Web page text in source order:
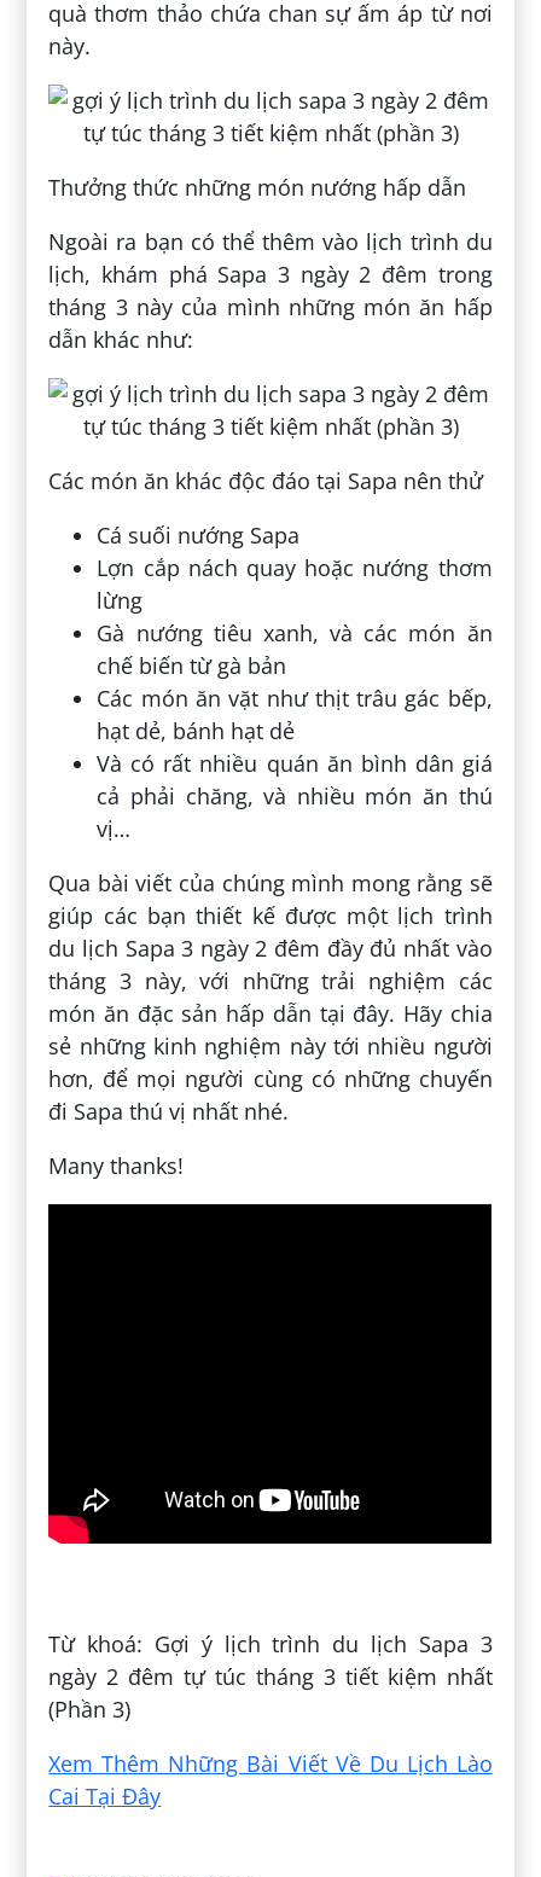
quà thơm thảo chứa chan sự ấm áp từ nơi
này.
Thưởng thức những món nướng hấp dẫn
Ngoài ra bạn có thể thêm vào lịch trình du
lịch, khám phá Sapa 3 ngày 2 đêm trong
tháng 3 này của mình những món ăn hấp
dẫn khác như:
Các món ăn khác độc đáo tại Sapa nên thử
Cá suối nướng Sapa
Lợn cắp nách quay hoặc nướng thơm
lừng
Gà nướng tiêu xanh, và các món ăn
chế biến từ gà bản
Các món ăn vặt như thịt trâu gác bếp,
hạt dẻ, bánh hạt dẻ
Và có rất nhiều quán ăn bình dân giá
cả phải chăng, và nhiều món ăn thú
vị…
Qua bài viết của chúng mình mong rằng sẽ
giúp các bạn thiết kế được một lịch trình
du lịch Sapa 3 ngày 2 đêm đầy đủ nhất vào
tháng 3 này, với những trải nghiệm các
món ăn đặc sản hấp dẫn tại đây. Hãy chia
sẻ những kinh nghiệm này tới nhiều người
hơn, để mọi người cùng có những chuyến
đi Sapa thú vị nhất nhé.
Many thanks!
Từ khoá: Gợi ý lịch trình du lịch Sapa 3
ngày 2 đêm tự túc tháng 3 tiết kiệm nhất
(Phần 3)
Xem Thêm Những Bài Viết Về Du Lịch Lào
Cai Tại Đây